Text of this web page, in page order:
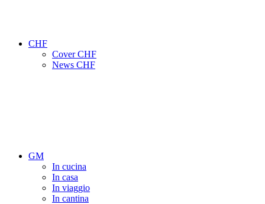
CHF
Cover CHF
News CHF
GM
In cucina
In casa
In viaggio
In cantina